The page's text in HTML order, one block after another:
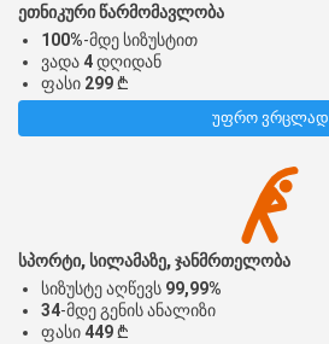
ეთნიკური წარმომავლობა
100%-მდე სიზუსტით
ვადა 4დღიდან
ფასი 299₾
უფრო ვრცლად
სპორტი, სილამაზე, ჯანმრთელობა
სიზუსტე აღწევს 99,99%
34-მდე გენის ანალიზი
ფასი 449₾